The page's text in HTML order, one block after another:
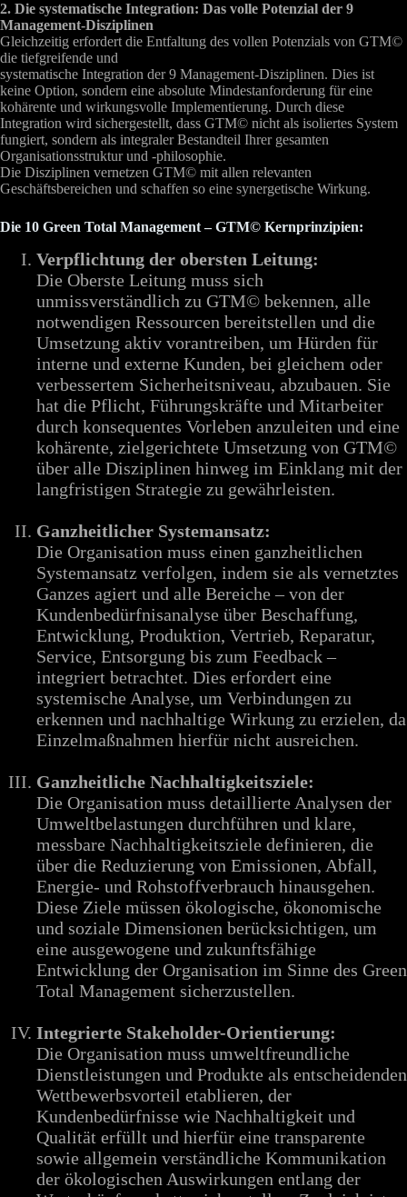
2. Die systematische Integration: Das volle Potenzial der 9
Management-Disziplinen
Gleichzeitig erfordert die Entfaltung des vollen Potenzials von GTM©
die tiefgreifende und
systematische Integration der 9 Management-Disziplinen. Dies ist
keine Option, sondern eine absolute Mindestanforderung für eine
kohärente und wirkungsvolle Implementierung. Durch diese
Integration wird sichergestellt, dass GTM© nicht als isoliertes System
fungiert, sondern als integraler Bestandteil Ihrer gesamten
Organisationsstruktur und -philosophie.
Die Disziplinen vernetzen GTM© mit allen relevanten
Geschäftsbereichen und schaffen so eine synergetische Wirkung.
Die 10 Green Total Management – GTM© Kernprinzipien:
Verpflichtung der obersten Leitung:
Die Oberste Leitung muss sich
unmissverständlich zu GTM© bekennen, alle
notwendigen Ressourcen bereitstellen und die
Umsetzung aktiv vorantreiben, um Hürden für
interne und externe Kunden, bei gleichem oder
verbessertem Sicherheitsniveau, abzubauen. Sie
hat die Pflicht, Führungskräfte und Mitarbeiter
durch konsequentes Vorleben anzuleiten und eine
kohärente, zielgerichtete Umsetzung von GTM©
über alle Disziplinen hinweg im Einklang mit der
langfristigen Strategie zu gewährleisten.
Ganzheitlicher Systemansatz:
Die Organisation muss einen ganzheitlichen
Systemansatz verfolgen, indem sie als vernetztes
Ganzes agiert und alle Bereiche – von der
Kundenbedürfnisanalyse über Beschaffung,
Entwicklung, Produktion, Vertrieb, Reparatur,
Service, Entsorgung bis zum Feedback –
integriert betrachtet. Dies erfordert eine
systemische Analyse, um Verbindungen zu
erkennen und nachhaltige Wirkung zu erzielen, da
Einzelmaßnahmen hierfür nicht ausreichen.
Ganzheitliche Nachhaltigkeitsziele:
Die Organisation muss detaillierte Analysen der
Umweltbelastungen durchführen und klare,
messbare Nachhaltigkeitsziele definieren, die
über die Reduzierung von Emissionen, Abfall,
Energie- und Rohstoffverbrauch hinausgehen.
Diese Ziele müssen ökologische, ökonomische
und soziale Dimensionen berücksichtigen, um
eine ausgewogene und zukunftsfähige
Entwicklung der Organisation im Sinne des Green
Total Management sicherzustellen.
Integrierte Stakeholder-Orientierung:
Die Organisation muss umweltfreundliche
Dienstleistungen und Produkte als entscheidenden
Wettbewerbsvorteil etablieren, der
Kundenbedürfnisse wie Nachhaltigkeit und
Qualität erfüllt und hierfür eine transparente
sowie allgemein verständliche Kommunikation
der ökologischen Auswirkungen entlang der